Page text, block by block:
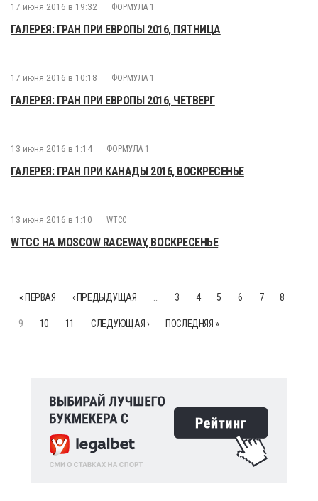
17 июня 2016 в 19:32 ФОРМУЛА 1
ГАЛЕРЕЯ: ГРАН ПРИ ЕВРОПЫ 2016, ПЯТНИЦА
17 июня 2016 в 10:18 ФОРМУЛА 1
ГАЛЕРЕЯ: ГРАН ПРИ ЕВРОПЫ 2016, ЧЕТВЕРГ
13 июня 2016 в 1:14 ФОРМУЛА 1
ГАЛЕРЕЯ: ГРАН ПРИ КАНАДЫ 2016, ВОСКРЕСЕНЬЕ
13 июня 2016 в 1:10 WTCC
WTCC НА MOSCOW RACEWAY, ВОСКРЕСЕНЬЕ
« ПЕРВАЯ ‹ ПРЕДЫДУЩАЯ 3 4 5 6 7 8
9 10 11 СЛЕДУЮЩАЯ › ПОСЛЕДНЯЯ »